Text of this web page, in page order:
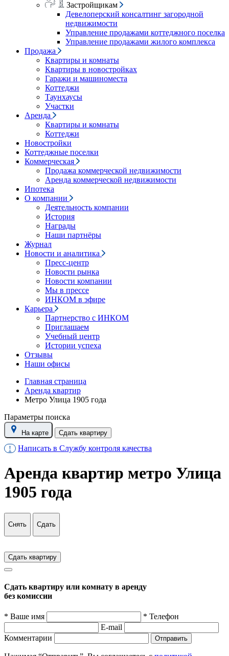
Застройщикам
Девелоперский консалтинг загородной
недвижимости
Управление продажами коттеджного поселка
Управление продажами жилого комплекса
Продажа
Квартиры и комнаты
Квартиры в новостройках
Гаражи и машиноместа
Коттеджи
Таунхаусы
Участки
Аренда
Квартиры и комнаты
Коттеджи
Новостройки
Коттеджные поселки
Коммерческая
Продажа коммерческой недвижимости
Аренда коммерческой недвижимости
Ипотека
О компании
Деятельность компании
История
Награды
Наши партнёры
Журнал
Новости и аналитика
Пресс-центр
Новости рынка
Новости компании
Мы в прессе
ИНКОМ в эфире
Карьера
Партнерство с ИНКОМ
Приглашаем
Учебный центр
Истории успеха
Отзывы
Наши офисы
Главная страница
Аренда квартир
Метро Улица 1905 года
Параметры поиска
На карте Сдать квартиру
! Написать в Службу контроля качества
Аренда квартир метро Улица
1905 года
Снять Сдать
Сдать квартиру
Сдать квартиру или комнату в аренду
без комиссии
* Ваше имя
* Телефон
E-mail
Комментарии
Отправить